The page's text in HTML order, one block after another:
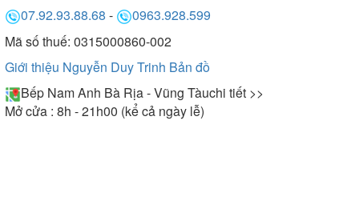
07.92.93.88.68 -
0963.928.599
Mã số thuế: 0315000860-002
Giới thiệu Nguyễn Duy Trinh Bản đồ
Bếp Nam Anh Bà Rịa - Vũng Tàuchi tiết >>
Mở cửa : 8h - 21h00 (kể cả ngày lễ)